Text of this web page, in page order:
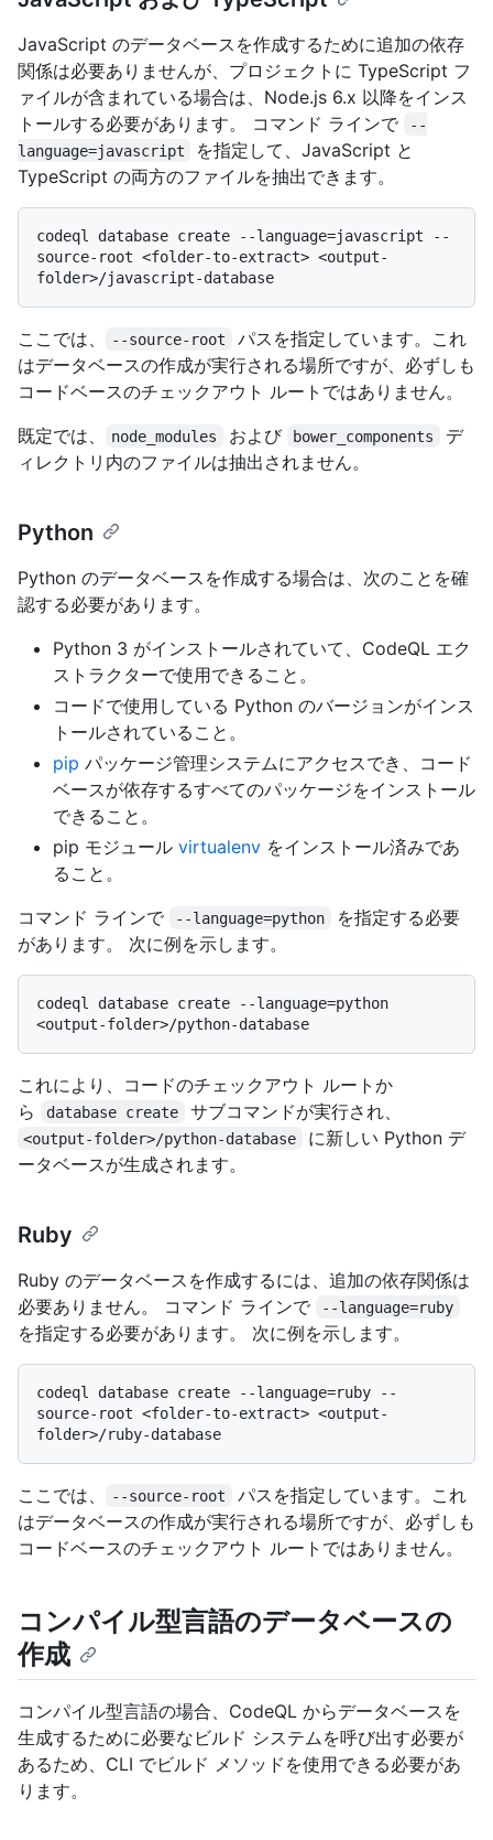
JavaScript のデータベースを作成するために追加の依存
関係は必要ありませんが、プロジェクトに TypeScript フ
ァイルが含まれている場合は、Node.js 6.x 以降をインス
トールする必要があります。 コマンド ラインで
--
language=javascript
を指定して、JavaScript と
TypeScript の両方のファイルを抽出できます。
codeql database create --language=javascript --
source-root <folder-to-extract> <output-
ここでは、 --source-root
パスを指定しています。これ
はデータベースの作成が実行される場所ですが、必ずしも
コードベースのチェックアウト ルートではありません。
既定では、
node_modules および bower_components
デ
ィレクトリ内のファイルは抽出されません。
Python
Python のデータベースを作成する場合は、次のことを確
認する必要があります。
Python 3 がインストールされていて、CodeQL エク
ストラクターで使用できること。
コードで使用している Python のバージョンがインス
トールされていること。
pip パッケージ管理システムにアクセスでき、コード
ベースが依存するすべてのパッケージをインストール
できること。
pip モジュール virtualenv をインストール済みであ
ること。
コマンド ラインで
--language=python
を指定する必要
があります。 次に例を示します。
codeql database create --language=python
これにより、コードのチェックアウト ルートか
ら
database create サブコマンドが実行され、
<output-folder>/python-database
に新しい Python デ
ータベースが生成されます。
Ruby
Ruby のデータベースを作成するには、追加の依存関係は
必要ありません。 コマンド ラインで
--language=ruby
を指定する必要があります。 次に例を示します。
codeql database create --language=ruby --
source-root <folder-to-extract> <output-
ここでは、 --source-root
パスを指定しています。これ
はデータベースの作成が実行される場所ですが、必ずしも
コードベースのチェックアウト ルートではありません。
コンパイル型言語のデータベースの
作成
コンパイル型言語の場合、CodeQL からデータベースを
生成するために必要なビルド システムを呼び出す必要が
あるため、CLI でビルド メソッドを使用できる必要があ
ります。